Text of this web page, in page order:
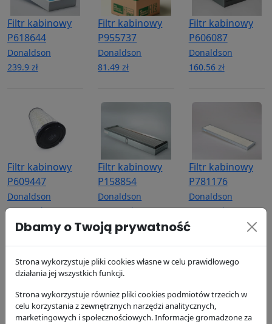
Filtr kabinowy
P618644
Donaldson
239.9 zł
Filtr kabinowy
P955737
Donaldson
81.49 zł
Filtr kabinowy
P606087
Donaldson
160.56 zł
Filtr kabinowy
P609447
Donaldson
200.53 zł
Filtr kabinowy
P158854
Donaldson
320.14 zł
Filtr kabinowy
P781176
Donaldson
171.83 zł
Filtr kabinowy
Filtr kabinowy
Dbamy o Twoją prywatność
Strona wykorzystuje pliki cookies własne w celu prawidłowego
działania jej wszystkich funkcji.
Strona wykorzystuje również pliki cookies podmiotów trzecich w
celu korzystania z zewnętrznych narzędzi analitycznych,
marketingowych i społecznościowych. Informacje gromadzone za